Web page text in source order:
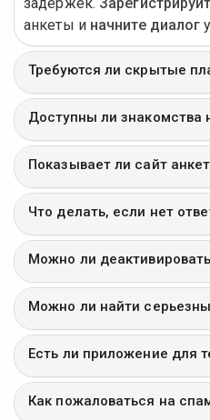
анкеты и начните диалог
Требуются ли скрытые
Доступны ли знакомства
Показывает ли сайт
Что делать, если нет
Можно ли
Можно ли найти
Есть ли приложение для
Как пожаловаться на